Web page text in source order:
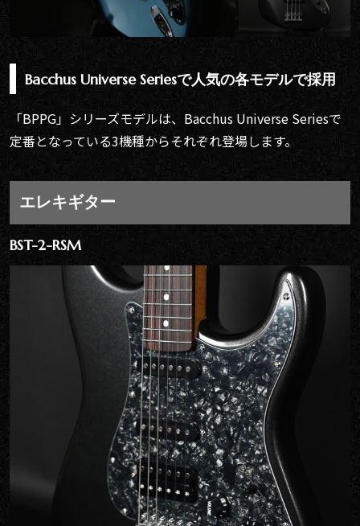
Bacchus Universe Seriesで人気の各モデルで採用
「BPPG」シリーズモデルは、Bacchus Universe Seriesで
定番となっている3機種からそれぞれ登場します。
エレキギター
BST-2-RSM